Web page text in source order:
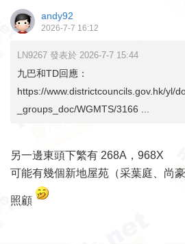
andy92
2026-7-7 16:12
LN9267 發表於 2026-7-7 15:44
九巴和TD回應：
https://www.districtcouncils.gov.hk/yl/
_groups_doc/WGMTS/3166 ...
另一邊東頭下繁有 268A，968X
可能有幾個新地屋苑（采葉庭、尚
照顧